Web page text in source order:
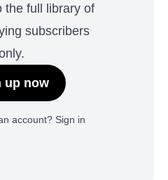
the full library of
subscribers
up now
account? Sign in